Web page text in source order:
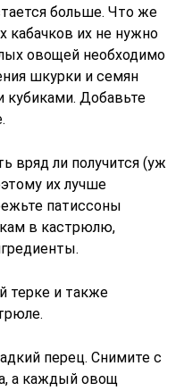
больше. Что же
кабачков их не нужно
овощей необходимо
шкурки и семян
кубиками. Добавьте
вряд ли получится (уж
их лучше
патиссоны
в кастрюлю,
терке и также
перец. Снимите с
а каждый овощ